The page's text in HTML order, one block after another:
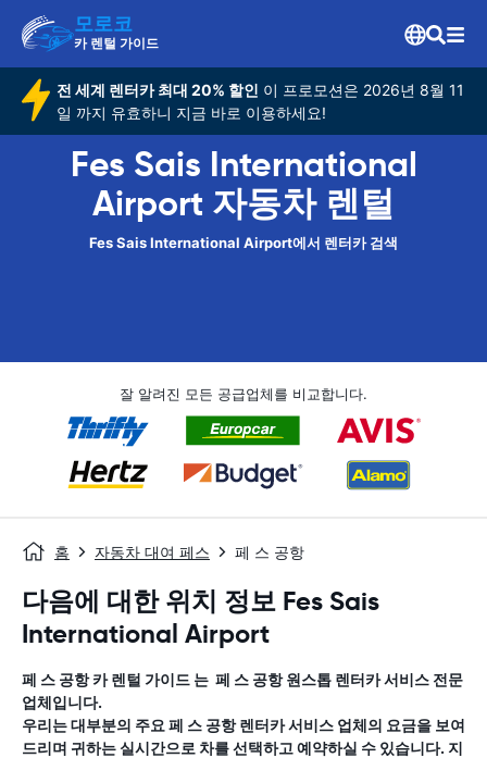
모로코
카 렌털 가이드
전 세계 렌터카 최대 20% 할인 이 프로모션은 2026년 8월 11
일 까지 유효하니 지금 바로 이용하세요!
Fes Sais International
Airport 자동차 렌털
Fes Sais International Airport에서 렌터카 검색
잘 알려진 모든 공급업체를 비교합니다.
홈 자동차 대여 페스 페 스 공항
다음에 대한 위치 정보 Fes Sais
International Airport
페 스 공항카 렌털 가이드 는 페 스 공항원스톱 렌터카 서비스 전문
업체입니다.
우리는 대부분의 주요 페 스 공항렌터카 서비스 업체의 요금을 보여
드리며 귀하는 실시간으로 차를 선택하고 예약하실 수 있습니다. 지